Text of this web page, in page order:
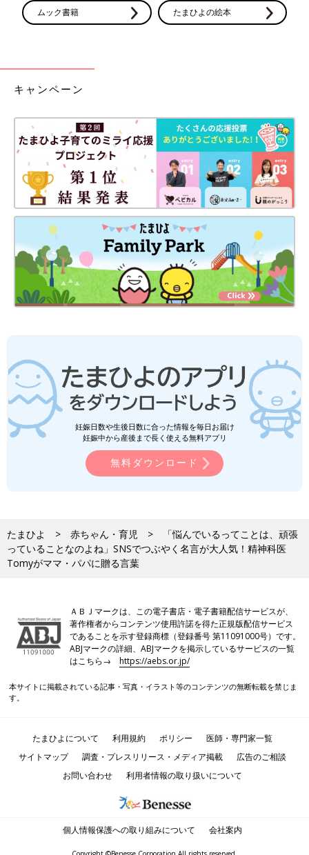
ムック書籍 たまひよの絵本
キャンペーン
妊娠日数や生後日数に合った情報を毎日お届け
妊娠中から産後まで長く使える無料アプリ
無料ダウンロード
たまひよ 赤ちゃん・育児
「悩んでいるってことは、頑張
っていることなのよね」SNSでつぶやく名言が大人気！精神科医
Tomyがママ・パパに贈る言葉
ＡＢＪマークは、この電子書店・電子書籍配信サービスが、
著作権者からコンテンツ使用許諾を得た正規版配信サービス
であることを示す登録商標（登録番号 第11091000号）です。
ABJマークの詳細、ABJマークを掲示しているサービスの一覧
はこちら→https://aebs.or.jp/
本サイトに掲載されている記事・写真・イラスト等のコンテンツの無断転載を禁じま
す。
たまひよについて 利用規約 ポリシー
医師・専門家一覧
サイトマップ
調査・プレスリリース・メディア掲載
広告のご相談
お問い合わせ
利用者情報の取り扱いについて
個人情報保護への取り組みについて 会社案内